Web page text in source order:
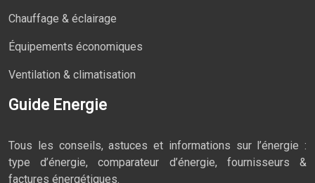
Chauffage & éclairage
Équipements économiques
Ventilation & climatisation
Guide Energie
Tous les conseils, astuces et informations sur l’énergie :
type d’énergie, comparateur d’énergie, fournisseurs &
factures énergétiques.